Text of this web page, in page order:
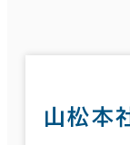
山松本